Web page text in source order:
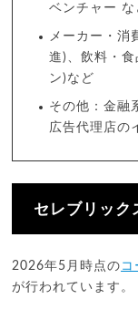
ベンチャー な
メーカー・消
進)、飲料・
ン)など
その他：金融
広告代理店の
セレブリック
2026年5月時点の コ
が行われています。